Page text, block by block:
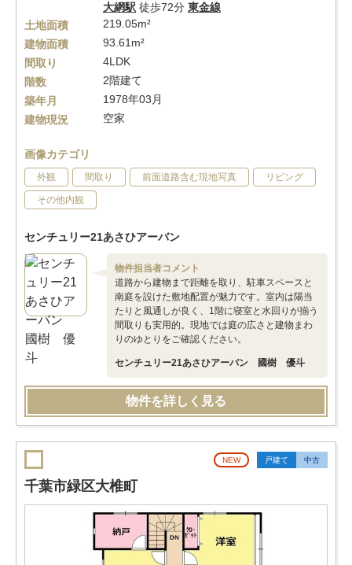
大網駅 徒歩72分 東金線
土地面積
219.05m²
建物面積
93.61m²
間取り
4LDK
階数
2階建て
築年月
1978年03月
建物現況
空家
画像カテゴリ
外観 間取り 前面道路含む現地写真 リビング
その他内観
センチュリー21あさひアーバン
物件担当者コメント
道路から建物まで距離を取り、駐車スペースと
南庭を設けた敷地配置が魅力です。室内は陽当
たりと風通しが良く、1階に寝室と水回りが揃う
間取りも実用的。現地では庭の広さと建物まわ
りのゆとりをご確認ください。
センチュリー21あさひアーバン 國樹 優斗
物件を詳しく見る
NEW 戸建て 中古
千葉市緑区大椎町